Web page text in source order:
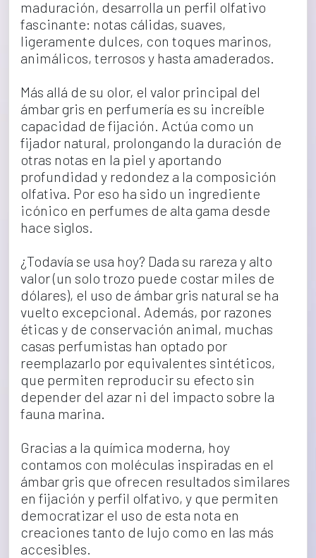
maduración, desarrolla un perfil olfativo
fascinante: notas cálidas, suaves,
ligeramente dulces, con toques marinos,
animálicos, terrosos y hasta amaderados.
Más allá de su olor, el valor principal del
ámbar gris en perfumería es su increíble
capacidad de fijación. Actúa como un
fijador natural, prolongando la duración de
otras notas en la piel y aportando
profundidad y redondez a la composición
olfativa. Por eso ha sido un ingrediente
icónico en perfumes de alta gama desde
hace siglos.
¿Todavía se usa hoy? Dada su rareza y alto
valor (un solo trozo puede costar miles de
dólares), el uso de ámbar gris natural se ha
vuelto excepcional. Además, por razones
éticas y de conservación animal, muchas
casas perfumistas han optado por
reemplazarlo por equivalentes sintéticos,
que permiten reproducir su efecto sin
depender del azar ni del impacto sobre la
fauna marina.
Gracias a la química moderna, hoy
contamos con moléculas inspiradas en el
ámbar gris que ofrecen resultados similares
en fijación y perfil olfativo, y que permiten
democratizar el uso de esta nota en
creaciones tanto de lujo como en las más
accesibles.